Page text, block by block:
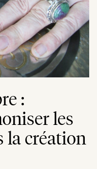
:
les
la création